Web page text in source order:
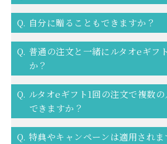
Q. 自分に贈ることもできますか？
Q. 普通の注文と一緒にルタオeギフ
か？
Q. ルタオeギフト1回の注文で複数
できますか？
Q. 特典やキャンペーンは適用されま